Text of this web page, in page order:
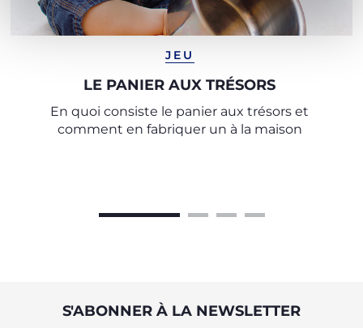
JEU
LE PANIER AUX TRÉSORS
En quoi consiste le panier aux trésors et
comment en fabriquer un à la maison
S'ABONNER À LA NEWSLETTER